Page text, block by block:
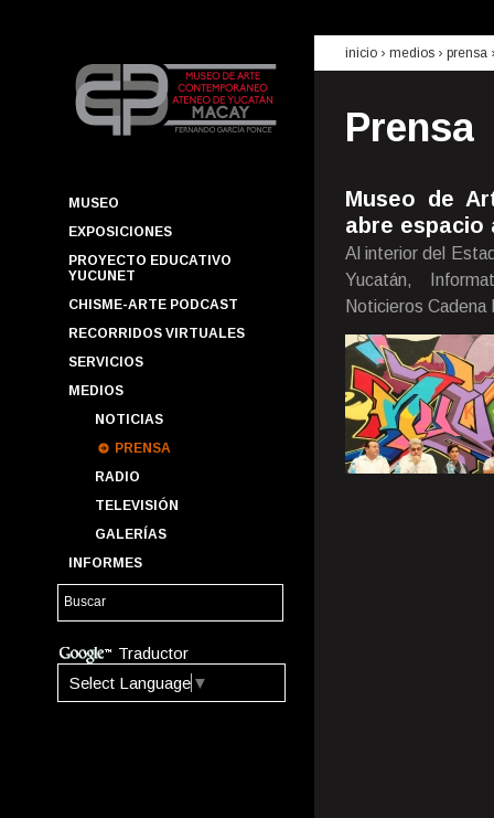
MUSEO
EXPOSICIONES
PROYECTO EDUCATIVO
YUCUNET
CHISME-ARTE PODCAST
RECORRIDOS VIRTUALES
SERVICIOS
MEDIOS
NOTICIAS
PRENSA
RADIO
TELEVISIÓN
GALERÍAS
INFORMES
Traductor
Select Language ▼
inicio › medios › prensa
Prensa
Museo de
abre espacio
Al interior del
Yucatán,
Noticieros